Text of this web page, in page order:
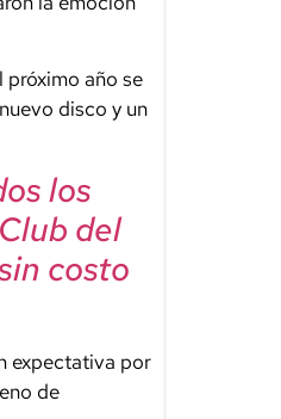
próximo año se
disco y un
los
del
costo
expectativa por
de